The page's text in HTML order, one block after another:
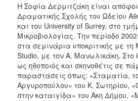
Η Σοφία Δερμιτζάκη είναι
Δραματικής Σχολής του Ωδείου
και του University of Surrey, στο
Μικροβιολογίας. Tην περίοδο
στα σεμινάρια υποκριτικής με τη
Studio, με τον Α. Μανωλικάκη.
ως ηθοποιός και σκηνοθέτις σε
παραστάσεις όπως: «Σταματία,
Αργυροπούλου» του Κ. Σωτηρίου,
στην καταιγίδα» του Άκη Δήμου,